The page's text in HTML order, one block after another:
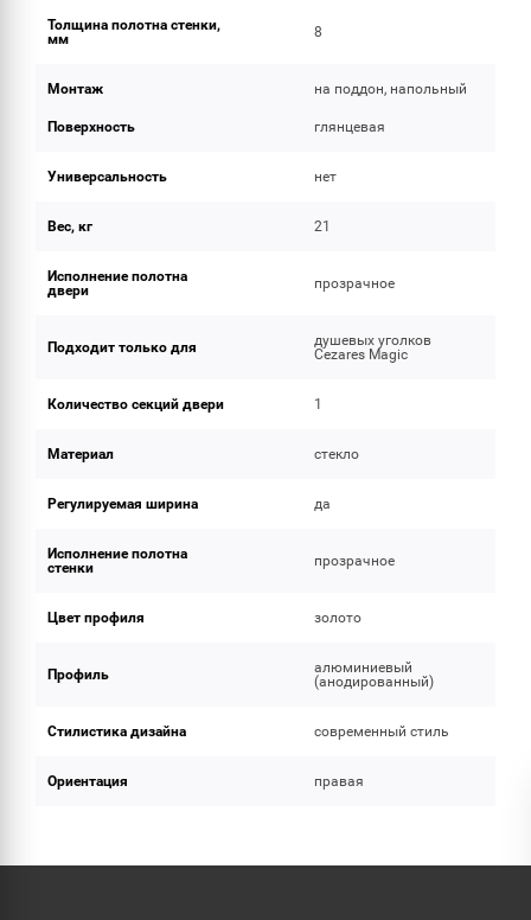
Толщина полотна стенки,
мм
8
Монтаж на поддон, напольный
Поверхность глянцевая
Универсальность нет
Вес, кг 21
Исполнение полотна
двери
прозрачное
Подходит только для
душевых уголков
Cezares Magic
Количество секций двери 1
Материал стекло
Регулируемая ширина да
Исполнение полотна
стенки
прозрачное
Цвет профиля золото
Профиль
алюминиевый
(анодированный)
Стилистика дизайна современный стиль
Ориентация правая